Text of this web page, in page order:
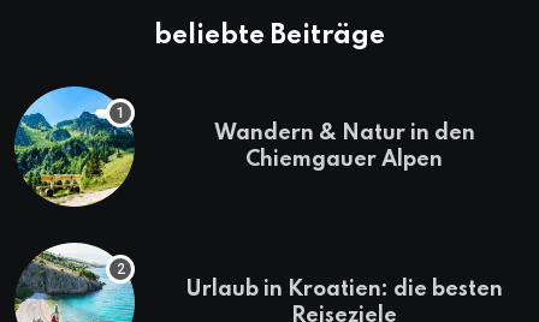
beliebte Beiträge
Wandern & Natur in den
Chiemgauer Alpen
Urlaub in Kroatien: die besten
Reiseziele